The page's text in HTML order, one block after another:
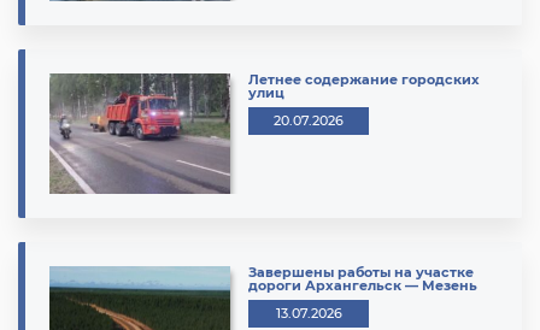
Летнее содержание городских
улиц
20.07.2026
Завершены работы на участке
дороги Архангельск — Мезень
13.07.2026